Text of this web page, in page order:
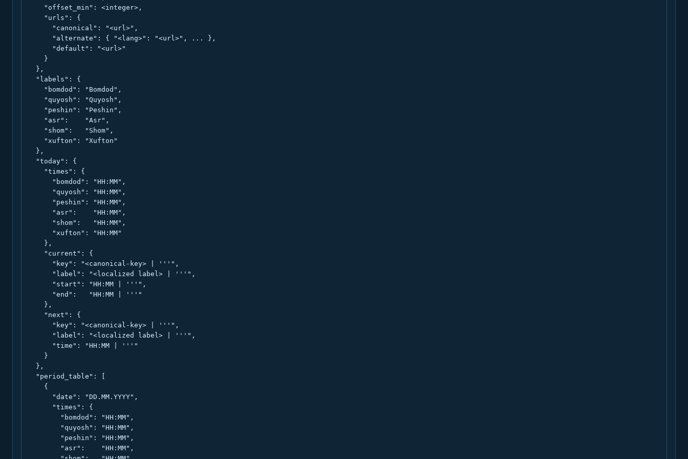
    "offset_min": <integer>,
    "urls": {
      "canonical": "<url>",
      "alternate": { "<lang>": "<url>", ... },
      "default": "<url>"
    }
  },
  "labels": {
    "bomdod": "Bomdod",
    "quyosh": "Quyosh",
    "peshin": "Peshin",
    "asr":    "Asr",
    "shom":   "Shom",
    "xufton": "Xufton"
  },
  "today": {
    "times": {
      "bomdod": "HH:MM",
      "quyosh": "HH:MM",
      "peshin": "HH:MM",
      "asr":    "HH:MM",
      "shom":   "HH:MM",
      "xufton": "HH:MM"
    },
    "current": {
      "key": "<canonical-key> | '''",
      "label": "<localized label> | '''",
      "start": "HH:MM | '''",
      "end":   "HH:MM | '''"
    },
    "next": {
      "key": "<canonical-key> | '''",
      "label": "<localized label> | '''",
      "time": "HH:MM | '''"
    }
  },
  "period_table": [
    {
      "date": "DD.MM.YYYY",
      "times": {
        "bomdod": "HH:MM",
        "quyosh": "HH:MM",
        "peshin": "HH:MM",
        "asr":    "HH:MM",